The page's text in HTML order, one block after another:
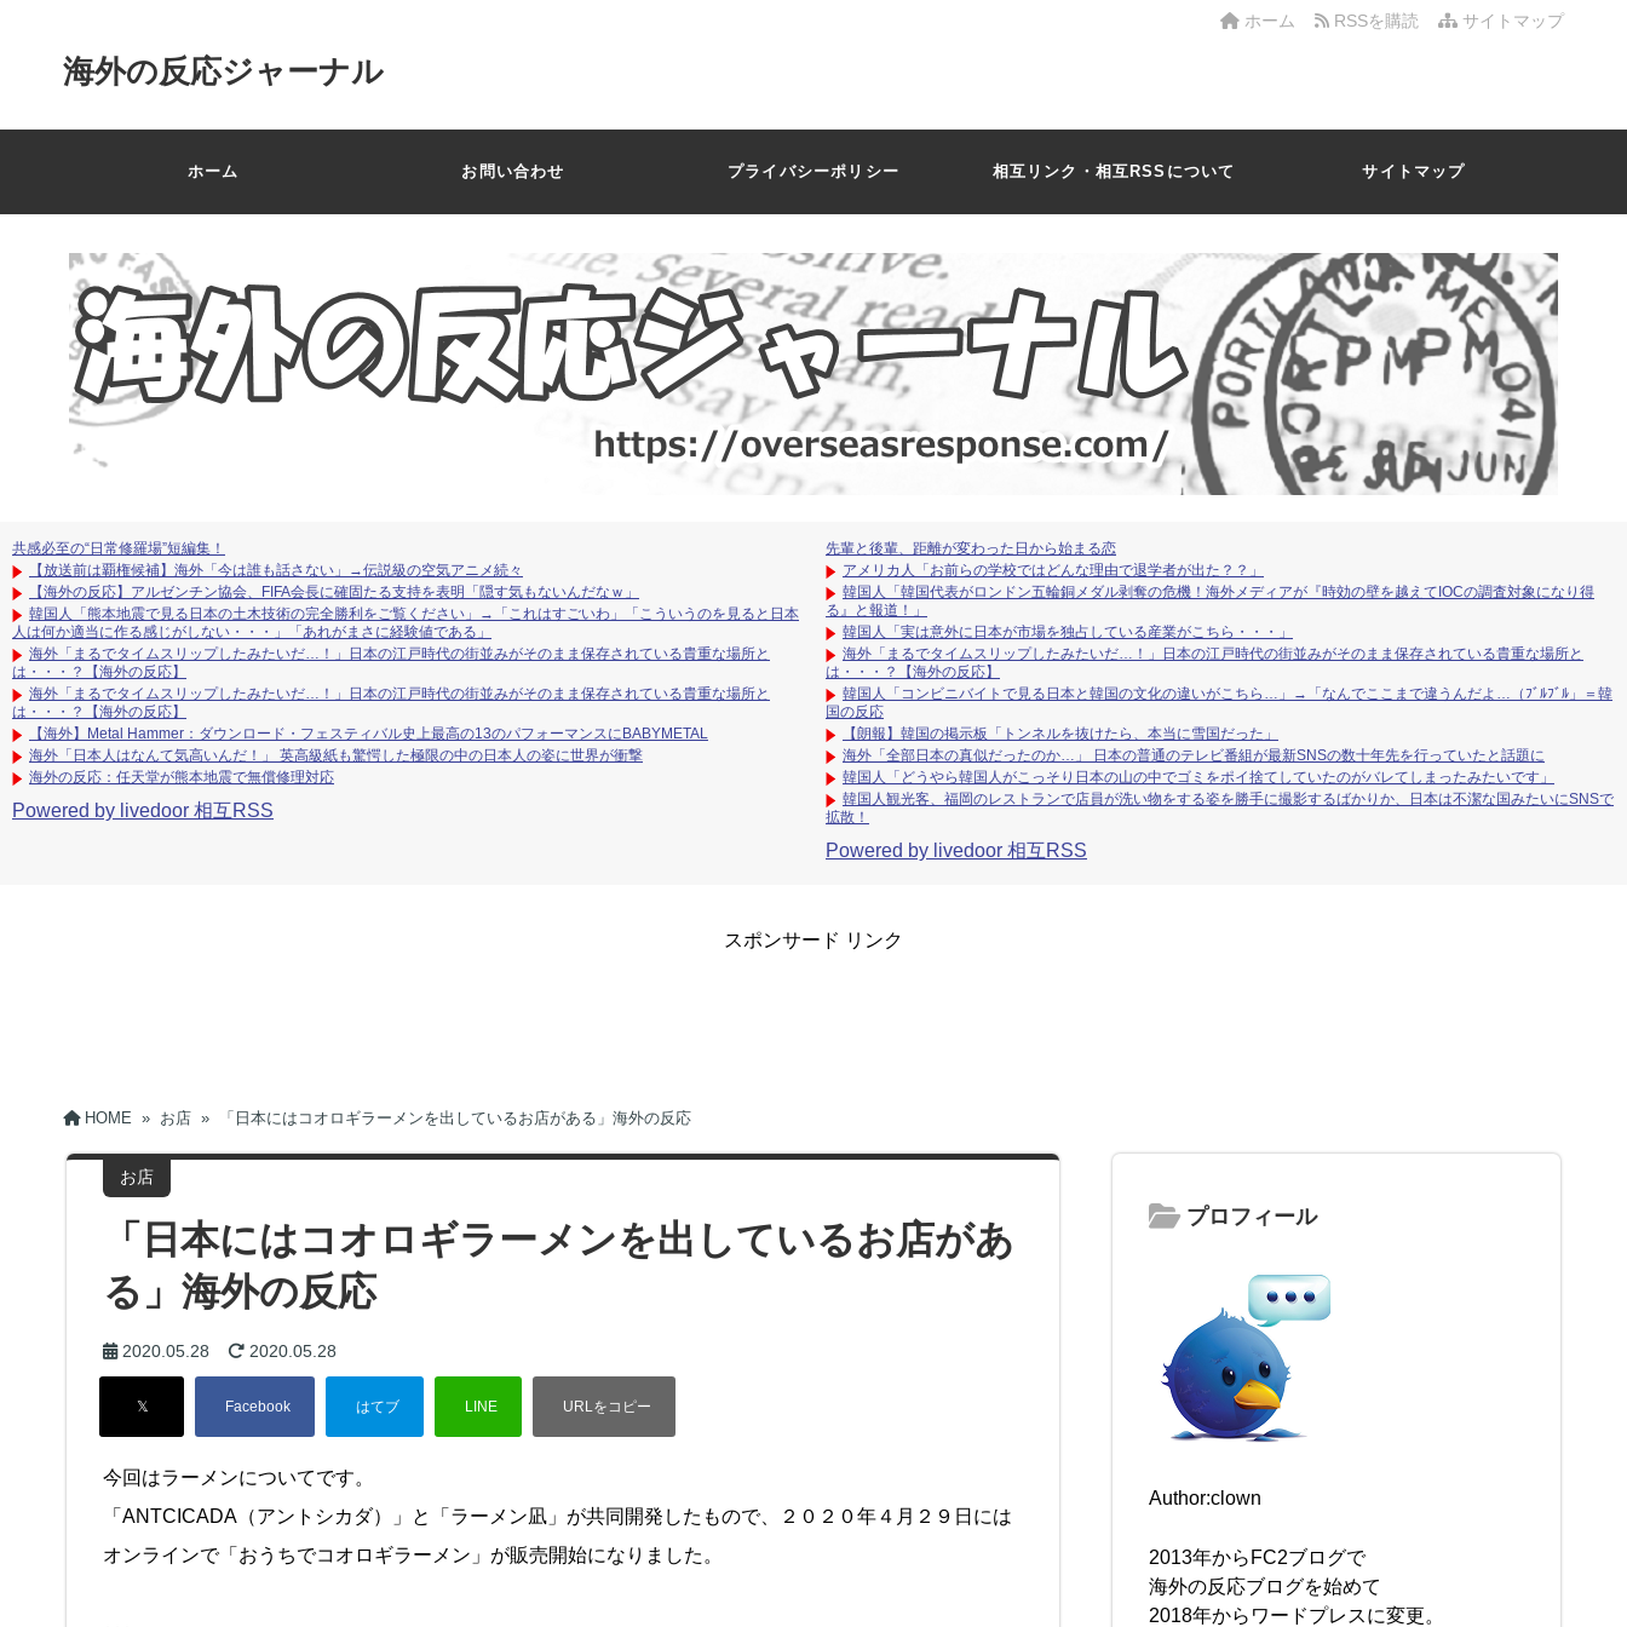
サイトマップ
RSSを購読
ホーム
海外の反応ジャーナル
ホーム お問い合わせ プライバシーポリシー 相互リンク・相互RSSについて サイトマップ
共感必至の“日常修羅場”短編集！
【放送前は覇権候補】海外「今は誰も話さない」→伝説級の空気アニメ続々
【海外の反応】アルゼンチン協会、FIFA会長に確固たる支持を表明「隠す気もないんだなｗ」
韓国人「熊本地震で見る日本の土木技術の完全勝利をご覧ください」→「これはすごいわ」「こういうのを見ると日本
人は何か適当に作る感じがしない・・・」「あれがまさに経験値である」
海外「まるでタイムスリップしたみたいだ…！」日本の江戸時代の街並みがそのまま保存されている貴重な場所と
は・・・？【海外の反応】
海外「まるでタイムスリップしたみたいだ…！」日本の江戸時代の街並みがそのまま保存されている貴重な場所と
は・・・？【海外の反応】
【海外】Metal Hammer：ダウンロード・フェスティバル史上最高の13のパフォーマンスにBABYMETAL
海外「日本人はなんて気高いんだ！」 英高級紙も驚愕した極限の中の日本人の姿に世界が衝撃
海外の反応：任天堂が熊本地震で無償修理対応
Powered by livedoor 相互RSS
先輩と後輩、距離が変わった日から始まる恋
アメリカ人「お前らの学校ではどんな理由で退学者が出た？？」
韓国人「韓国代表がロンドン五輪銅メダル剥奪の危機！海外メディアが『時効の壁を越えてIOCの調査対象になり得
る』と報道！」
韓国人「実は意外に日本が市場を独占している産業がこちら・・・」
海外「まるでタイムスリップしたみたいだ…！」日本の江戸時代の街並みがそのまま保存されている貴重な場所と
は・・・？【海外の反応】
韓国人「コンビニバイトで見る日本と韓国の文化の違いがこちら…」→「なんでここまで違うんだよ…（ﾌﾞﾙﾌﾞﾙ」＝韓
国の反応
【朗報】韓国の掲示板「トンネルを抜けたら、本当に雪国だった」
海外「全部日本の真似だったのか…」 日本の普通のテレビ番組が最新SNSの数十年先を行っていたと話題に
韓国人「どうやら韓国人がこっそり日本の山の中でゴミをポイ捨てしていたのがバレてしまったみたいです」
韓国人観光客、福岡のレストランで店員が洗い物をする姿を勝手に撮影するばかりか、日本は不潔な国みたいにSNSで
拡散！
Powered by livedoor 相互RSS
スポンサード リンク
HOME » お店 » 「日本にはコオロギラーメンを出しているお店がある」海外の反応
お店
「日本にはコオロギラーメンを出しているお店があ
る」海外の反応
2020.05.28 2020.05.28
今回はラーメンについてです。
「ANTCICADA（アントシカダ）」と「ラーメン凪」が共同開発したもので、２０２０年４月２９日には
オンラインで「おうちでコオロギラーメン」が販売開始になりました。
プロフィール
Author:clown
2013年からFC2ブログで
海外の反応ブログを始めて
2018年からワードプレスに変更。